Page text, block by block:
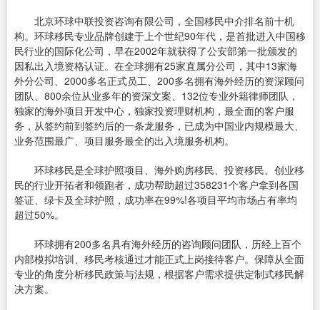
北京环球中联投资咨询有限公司，全国移民中介排名前十机
构。环球移民专业品牌创建于上个世纪90年代，是首批进入中国移
民行业的国际化公司，早在2002年就获得了公安部第一批颁发的
因私出入境资格认证。在全球拥有25家直属分公司，其中13家海
外分公司、2000多名正式员工、200多名拥有海外经历的资深顾问
团队、800余位从业多年的资深文案、132位专业外籍律师团队，
独家的海外项目开发中心，独家投资理财机构，最全面的客户服
务，从签约前到签约后的一条龙服务，已成为中国业内规模最大、
业务范围最广、项目服务最全的出入境服务机构。
环球移民是全球护照项目、海外购房移民、投资移民、创业移
民的行业开拓者和领跑者，成功帮助超过358231个客户拿到各国
签证、绿卡及全球护照，成功率在99%!各项目平均市场占有率均
超过50%。
环球拥有200多名具有海外经历的咨询顾问团队，历经上百个
内部模拟培训、移民考核通过才能正式上岗接待客户。保障从全面
专业的角度分析移民政策与法规，根据客户需求提供定制式移民解
决方案。